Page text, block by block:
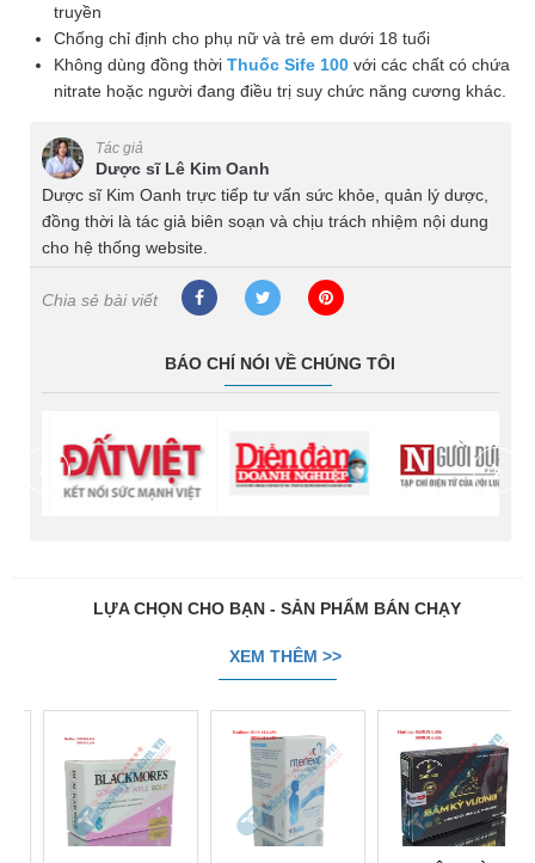
Nhà
thuốc
hệ
truyền
Chống chỉ định cho phụ nữ và trẻ em dưới 18 tuổi
Không dùng đồng thời Thuốc Sife 100 với các chất có chứa
nitrate hoặc người đang điều trị suy chức năng cương khác.
Tác giả
Dược sĩ Lê Kim Oanh
Dược sĩ Kim Oanh trực tiếp tư vấn sức khỏe, quản lý dược,
đồng thời là tác giả biên soạn và chịu trách nhiệm nội dung
cho hệ thống website.
Chia sẻ bài viết
BÁO CHÍ NÓI VỀ CHÚNG TÔI
next
LỰA CHỌN CHO BẠN - SẢN PHẨM BÁN CHẠY
XEM THÊM >>